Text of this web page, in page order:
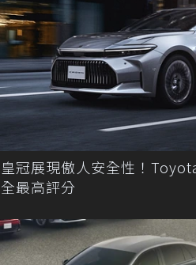
皇冠展現傲人安全性！
全最高評分